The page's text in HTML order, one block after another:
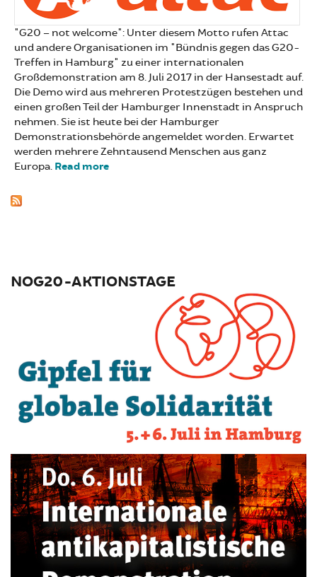
"G20 – not welcome": Unter diesem Motto rufen Attac
und andere Organisationen im "Bündnis gegen das G20-
Treffen in Hamburg" zu einer internationalen
Großdemonstration am 8. Juli 2017 in der Hansestadt auf.
Die Demo wird aus mehreren Protestzügen bestehen und
einen großen Teil der Hamburger Innenstadt in Anspruch
nehmen. Sie ist heute bei der Hamburger
Demonstrationsbehörde angemeldet worden. Erwartet
werden mehrere Zehntausend Menschen aus ganz
Europa. Read more
NOG20-AKTIONSTAGE